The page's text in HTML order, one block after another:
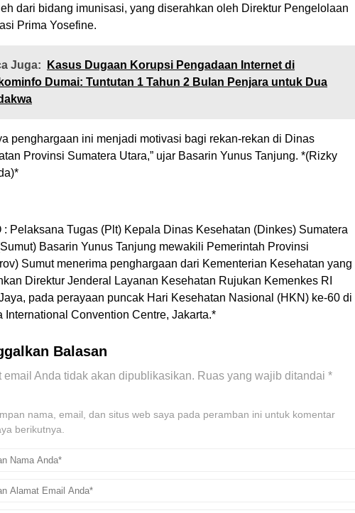
dari bidang imunisasi, yang diserahkan oleh Direktur Pengelolaan
Prima Yosefine.
Juga:
Kasus Dugaan Korupsi Pengadaan Internet di
Dumai: Tuntutan 1 Tahun 2 Bulan Penjara untuk Dua
penghargaan ini menjadi motivasi bagi rekan-rekan di Dinas
Provinsi Sumatera Utara,” ujar Basarin Yunus Tanjung. *(Rizky
: Pelaksana Tugas (Plt) Kepala Dinas Kesehatan (Dinkes) Sumatera
Basarin Yunus Tanjung mewakili Pemerintah Provinsi
Sumut menerima penghargaan dari Kementerian Kesehatan yang
Direktur Jenderal Layanan Kesehatan Rujukan Kemenkes RI
pada perayaan puncak Hari Kesehatan Nasional (HKN) ke-60 di
International Convention Centre, Jakarta.*
Balasan
email Anda tidak akan dipublikasikan. Ruas yang wajib ditandai *
nama, email, dan situs web saya pada peramban ini untuk komentar
berikutnya.